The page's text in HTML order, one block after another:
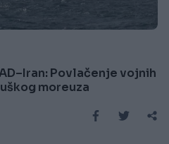
Povlačenje vojnih
moreuza